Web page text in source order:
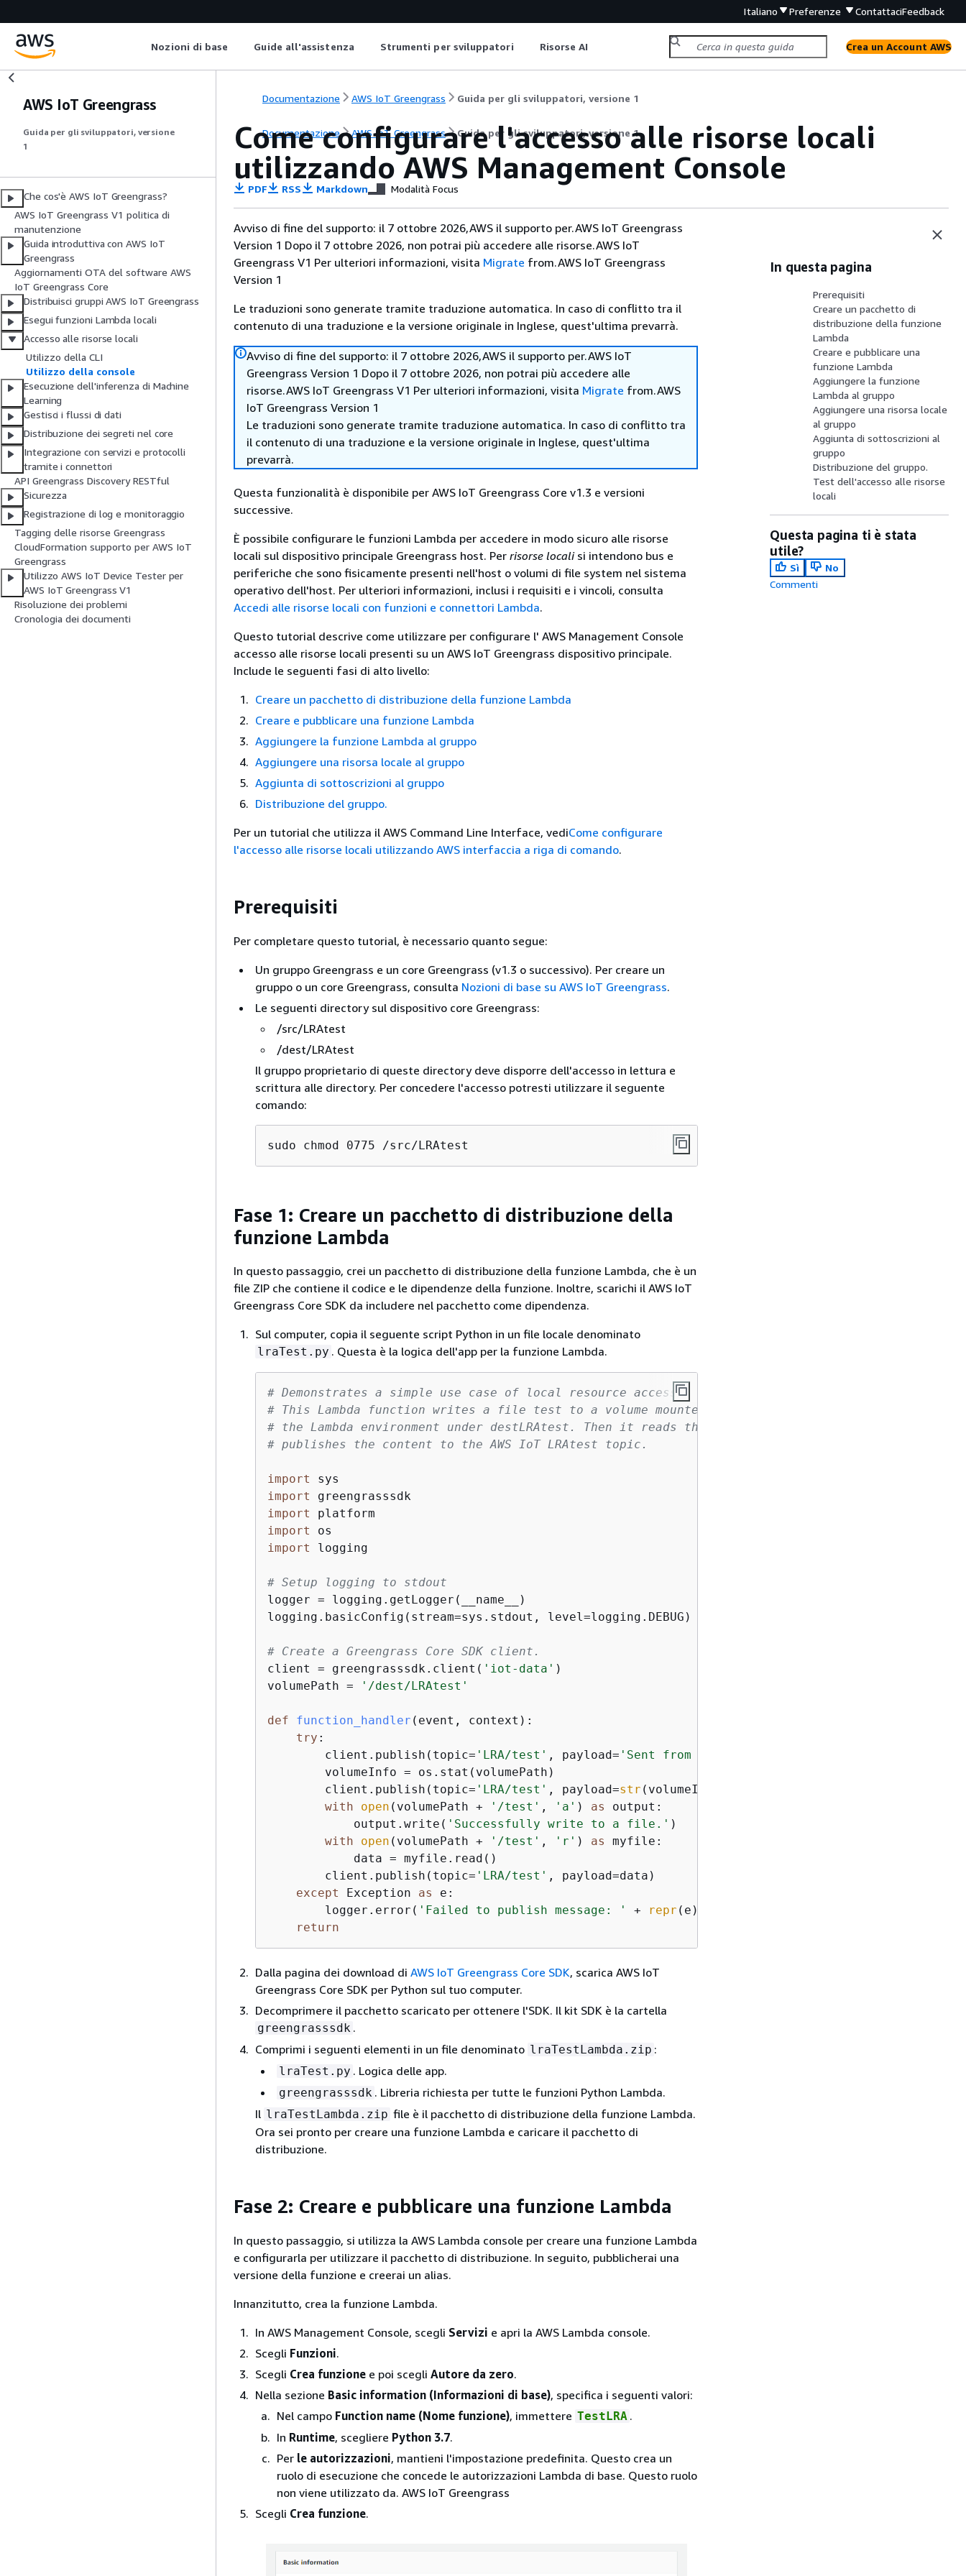
Italiano Preferenze ContattaciFeedback
Nozioni di base Guide all'assistenza Strumenti per sviluppatori Risorse AI Crea un Account AWS
AWS IoT Greengrass
Guida per gli sviluppatori, versione
1
Che cos'è AWS IoT Greengrass?
AWS IoT Greengrass V1 politica di
manutenzione
Guida introduttiva con AWS IoT
Greengrass
Aggiornamenti OTA del software AWS
IoT Greengrass Core
Distribuisci gruppi AWS IoT Greengrass
Esegui funzioni Lambda locali
Accesso alle risorse locali
Utilizzo della CLI
Utilizzo della console
Esecuzione dell'inferenza di Machine
Learning
Gestisci i flussi di dati
Distribuzione dei segreti nel core
Integrazione con servizi e protocolli
tramite i connettori
API Greengrass Discovery RESTful
Sicurezza
Registrazione di log e monitoraggio
Tagging delle risorse Greengrass
CloudFormation supporto per AWS IoT
Greengrass
Utilizzo AWS IoT Device Tester per
AWS IoT Greengrass V1
Risoluzione dei problemi
Cronologia dei documenti
Documentazione AWS IoT Greengrass Guida per gli sviluppatori, versione 1
Documentazione AWS IoT Greengrass Guida per gli sviluppatori, versione 1
Come configurare l'accesso alle risorse locali
utilizzando AWS Management Console
PDF RSS Markdown Modalità Focus
Avviso di fine del supporto: il 7 ottobre 2026,AWS il supporto per.AWS IoT Greengrass
Version 1 Dopo il 7 ottobre 2026, non potrai più accedere alle risorse.AWS IoT
Greengrass V1 Per ulteriori informazioni, visita Migrate from.AWS IoT Greengrass
Version 1
Le traduzioni sono generate tramite traduzione automatica. In caso di conflitto tra il
contenuto di una traduzione e la versione originale in Inglese, quest'ultima prevarrà.
Avviso di fine del supporto: il 7 ottobre 2026,AWS il supporto per.AWS IoT
Greengrass Version 1 Dopo il 7 ottobre 2026, non potrai più accedere alle
risorse.AWS IoT Greengrass V1 Per ulteriori informazioni, visita Migrate from.AWS
IoT Greengrass Version 1
Le traduzioni sono generate tramite traduzione automatica. In caso di conflitto tra
il contenuto di una traduzione e la versione originale in Inglese, quest'ultima
prevarrà.
Questa funzionalità è disponibile per AWS IoT Greengrass Core v1.3 e versioni
successive.
È possibile configurare le funzioni Lambda per accedere in modo sicuro alle risorse
locali sul dispositivo principale Greengrass host. Per risorse localisi intendono bus e
periferiche che sono fisicamente presenti nell'host o volumi di file system nel sistema
operativo dell'host. Per ulteriori informazioni, inclusi i requisiti e i vincoli, consulta
Accedi alle risorse locali con funzioni e connettori Lambda.
Questo tutorial descrive come utilizzare per configurare l' AWS Management Console
accesso alle risorse locali presenti su un AWS IoT Greengrass dispositivo principale.
Include le seguenti fasi di alto livello:
Creare un pacchetto di distribuzione della funzione Lambda
Creare e pubblicare una funzione Lambda
Aggiungere la funzione Lambda al gruppo
Aggiungere una risorsa locale al gruppo
Aggiunta di sottoscrizioni al gruppo
Distribuzione del gruppo.
Per un tutorial che utilizza il AWS Command Line Interface, vediCome configurare
l'accesso alle risorse locali utilizzando AWS interfaccia a riga di comando.
Prerequisiti
Per completare questo tutorial, è necessario quanto segue:
Un gruppo Greengrass e un core Greengrass (v1.3 o successivo). Per creare un
gruppo o un core Greengrass, consulta Nozioni di base su AWS IoT Greengrass.
Le seguenti directory sul dispositivo core Greengrass:
/src/LRAtest
/dest/LRAtest
Il gruppo proprietario di queste directory deve disporre dell'accesso in lettura e
scrittura alle directory. Per concedere l'accesso potresti utilizzare il seguente
comando:
sudo chmod 0775 /src/LRAtest
Fase 1: Creare un pacchetto di distribuzione della
funzione Lambda
In questo passaggio, crei un pacchetto di distribuzione della funzione Lambda, che è un
file ZIP che contiene il codice e le dipendenze della funzione. Inoltre, scarichi il AWS IoT
Greengrass Core SDK da includere nel pacchetto come dipendenza.
Sul computer, copia il seguente script Python in un file locale denominato
lraTest.py . Questa è la logica dell'app per la funzione Lambda.
# Demonstrates a simple use case of local resource access.
# This Lambda function writes a file test to a volume mounted inside
# the Lambda environment under destLRAtest. Then it reads the file and
# publishes the content to the AWS IoT LRAtest topic.
import
import
import
import
import
logging
# Setup logging to stdout
logger = logging.getLogger(__name__)
logging.basicConfig(stream=sys.stdout, level=logging.DEBUG)
# Create a Greengrass Core SDK client.
client = greengrasssdk.client( 'iot-data' )
volumePath =
'/dest/LRAtest'
def function_handler ( event, context ):
try :
        client.publish(topic=
'LRA/test' , payload= 'Sent from AWS IoT Greengrass Core.'
        volumeInfo = os.stat(volumePath)
        client.publish(topic=
'LRA/test' , payload=str (volumeInfo))
with
open (volumePath + '/test' , 'a' ) as
output:
            output.write(
'Successfully write to a file.' )
with
open (volumePath + '/test' , 'r' ) as
myfile:
            data = myfile.read()
        client.publish(topic=
'LRA/test' , payload=data)
except
Exception as
e:
        logger.error(
'Failed to publish message: ' + repr (e))
return
Dalla pagina dei download di AWS IoT Greengrass Core SDK, scarica AWS IoT
Greengrass Core SDK per Python sul tuo computer.
Decomprimere il pacchetto scaricato per ottenere l'SDK. Il kit SDK è la cartella
greengrasssdk .
Comprimi i seguenti elementi in un file denominato lraTestLambda.zip :
lraTest.py . Logica delle app.
greengrasssdk . Libreria richiesta per tutte le funzioni Python Lambda.
Il lraTestLambda.zip file è il pacchetto di distribuzione della funzione Lambda.
Ora sei pronto per creare una funzione Lambda e caricare il pacchetto di
distribuzione.
Fase 2: Creare e pubblicare una funzione Lambda
In questo passaggio, si utilizza la AWS Lambda console per creare una funzione Lambda
e configurarla per utilizzare il pacchetto di distribuzione. In seguito, pubblicherai una
versione della funzione e creerai un alias.
Innanzitutto, crea la funzione Lambda.
In AWS Management Console, scegli Servizi e apri la AWS Lambda console.
Scegli Funzioni.
Scegli Crea funzione e poi scegli Autore da zero.
Nella sezione Basic information (Informazioni di base), specifica i seguenti valori:
Nel campo Function name (Nome funzione), immettere TestLRA .
In Runtime, scegliere Python 3.7.
Per le autorizzazioni, mantieni l'impostazione predefinita. Questo crea un
ruolo di esecuzione che concede le autorizzazioni Lambda di base. Questo ruolo
non viene utilizzato da. AWS IoT Greengrass
Scegli Crea funzione.
In questa pagina
Prerequisiti
Creare un pacchetto di
distribuzione della funzione
Lambda
Creare e pubblicare una
funzione Lambda
Aggiungere la funzione
Lambda al gruppo
Aggiungere una risorsa locale
al gruppo
Aggiunta di sottoscrizioni al
gruppo
Distribuzione del gruppo.
Test dell'accesso alle risorse
locali
Questa pagina ti è stata
utile?
Sì
No
Commenti